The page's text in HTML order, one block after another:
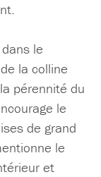
le
la colline
pérennité du
le
de grand
le
et